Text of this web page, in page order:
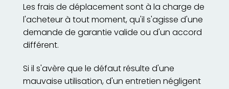
Les frais de déplacement sont à la charge de
l'acheteur à tout moment, qu'il s'agisse d'une
demande de garantie valide ou d'un accord
différent.
Si il s'avère que le défaut résulte d'une
mauvaise utilisation, d'un entretien négligent